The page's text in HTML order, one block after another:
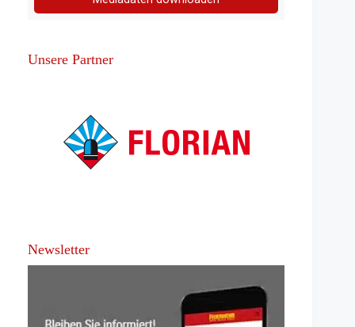
Unsere Partner
Newsletter